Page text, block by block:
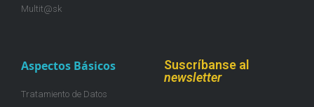
Multit@sk
Aspectos Básicos
Tratamiento de Datos
Suscríbanse al
newsletter